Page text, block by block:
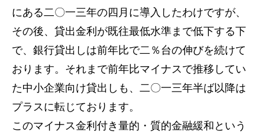
にある二〇一三年の四月に導入したわけですが、
その後、貸出金利が既往最低水準まで低下する下
で、銀行貸出しは前年比で二％台の伸びを続けて
おります。それまで前年比マイナスで推移してい
た中小企業向け貸出しも、二〇一三年半ば以降は
プラスに転じております。
このマイナス金利付き量的・質的金融緩和という